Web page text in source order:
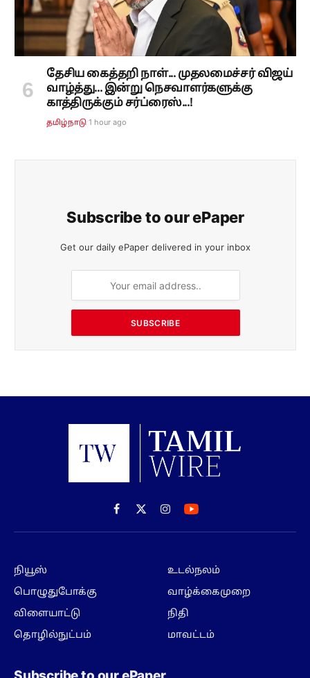
தேசிய கைத்தறி நாள்... முதலமைச்சர் விஜய்
வாழ்த்து... இன்று நெசவாளர்களுக்கு
காத்திருக்கும் சர்ப்ரைஸ்...!
தமிழ்நாடு 1 hour ago
Subscribe to our ePaper
Get our daily ePaper delivered in your inbox
SUBSCRIBE
Facebook
X
(Twitter)
Instagram
நியூஸ்
பொழுதுபோக்கு
விளையாட்டு
தொழில்நுட்பம்
உடல்நலம்
வாழ்க்கைமுறை
நிதி
மாவட்டம்